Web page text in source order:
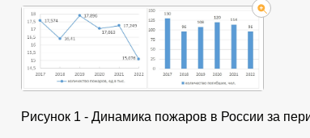
Рисунок 1 - Динамика пожаров в России за